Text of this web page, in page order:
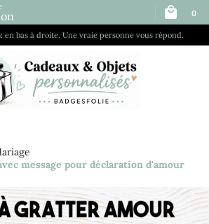
en bas à droite. Une vraie personne vous répond.
0
message pour déclaration d'amour